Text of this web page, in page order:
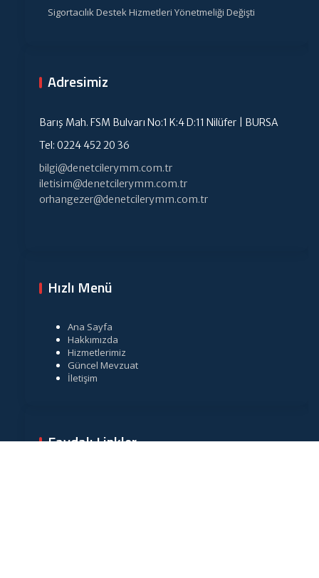
Sigortacılık Destek Hizmetleri Yönetmeliği Değişti
Adresimiz
Barış Mah. FSM Bulvarı No:1 K:4 D:11 Nilüfer | BURSA
Tel: 0224 452 20 36
bilgi@denetcilerymm.com.tr
iletisim@denetcilerymm.com.tr
orhangezer@denetcilerymm.com.tr
Hızlı Menü
Ana Sayfa
Hakkımızda
Hizmetlerimiz
Güncel Mevzuat
İletişim
Faydalı Linkler